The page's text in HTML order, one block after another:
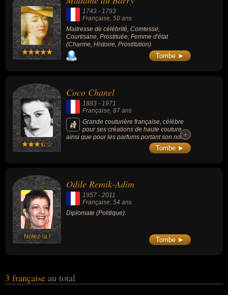
maitresse de célébrité, comtesse, courtisane, prostituée, femme
d'état, artiste, couturière ou diplomate.
1743 - 1793
Française, 50 ans
Maitresse de célébrité, Comtesse,
Courtisane, Prostituée, Femme d'état
(Charme, Histoire, Prostitution).
Tombe ►
Coco Chanel
1883 - 1971
Française , 87 ans
Grande couturière française, célèbre
pour ses créations de haute couture,
ainsi que pour les parfums portant son nom,
elle est à l'origine de la maison Chanel, «
symbole de l'élégance française ».
+
+
Tombe ►
Notez-la !
Odile Remik-Adim
1957 - 2011
Française, 54 ans
Diplomate (Politique).
Tombe ►
3 française au total